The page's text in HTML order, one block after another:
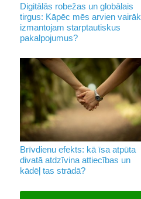
Digitālās robežas un globālais
tirgus: Kāpēc mēs arvien vairāk
izmantojam starptautiskus
pakalpojumus?
Brīvdienu efekts: kā īsa atpūta
divatā atdzīvina attiecības un
kādēļ tas strādā?